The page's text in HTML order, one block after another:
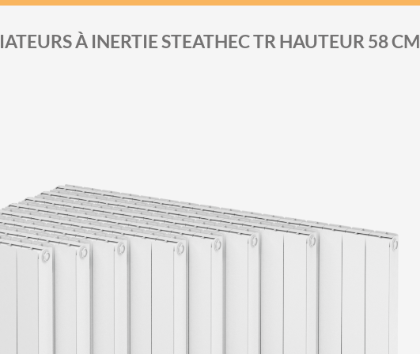
À INERTIE STEATHEC TR HAUTEUR 58 CM